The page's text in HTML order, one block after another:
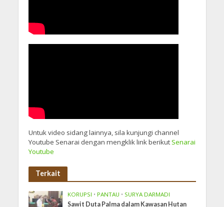
Untuk video sidang lainnya, sila kunjungi channel
Youtube Senarai dengan mengklik link berikutSenarai
Youtube
Terkait
KORUPSI • PANTAU • SURYA DARMADI
Sawit Duta Palma dalam Kawasan Hutan